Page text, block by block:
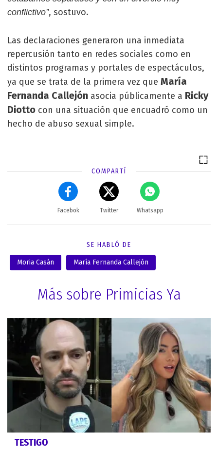
conflictivo”, sostuvo.
Las declaraciones generaron una inmediata
repercusión tanto en redes sociales como en
distintos programas y portales de espectáculos,
ya que se trata de la primera vez que María
Fernanda Callejón asocia públicamente a Ricky
Diotto con una situación que encuadró como un
hecho de abuso sexual simple.
COMPARTÍ
Facebok Twitter Whatsapp
SE HABLÓ DE
Moria Casán María Fernanda Callejón
Más sobre Primicias Ya
TESTIGO